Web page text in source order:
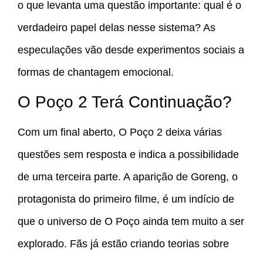
o que levanta uma questão importante: qual é o
verdadeiro papel delas nesse sistema? As
especulações vão desde experimentos sociais a
formas de chantagem emocional.
O Poço 2 Terá Continuação?
Com um final aberto, O Poço 2 deixa várias
questões sem resposta e indica a possibilidade
de uma terceira parte. A aparição de Goreng, o
protagonista do primeiro filme, é um indício de
que o universo de O Poço ainda tem muito a ser
explorado. Fãs já estão criando teorias sobre